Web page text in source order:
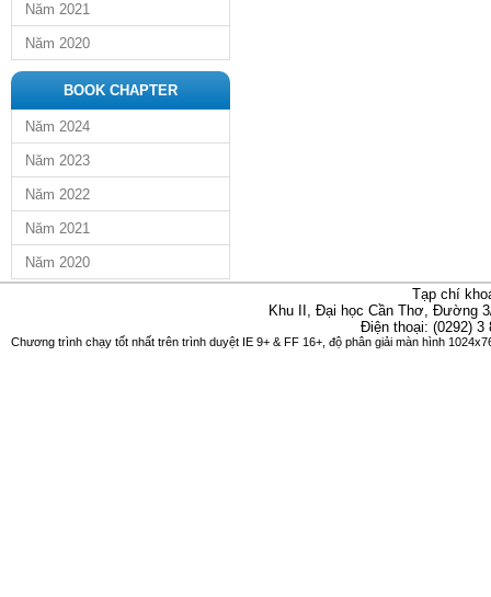
Năm 2021
Năm 2020
BOOK CHAPTER
Năm 2024
Năm 2023
Năm 2022
Năm 2021
Năm 2020
Tạp chí
Khu II, Đại học Cần Thơ, Đường
Điện thoại: (0292)
Chương trình chạy tốt nhất trên trình duyệt IE 9+ & FF 16+, độ phân giải màn hình